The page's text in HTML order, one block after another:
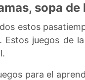
sopa
estos
Estos juegos de
para el